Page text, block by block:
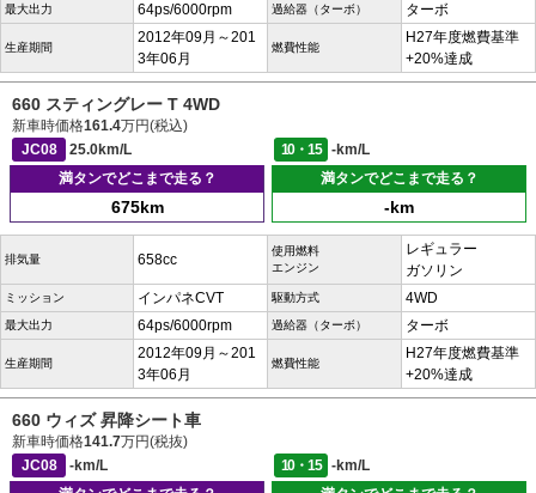
最大出力 64ps/6000rpm 過給器（ターボ） ターボ
生産期間
2012年09月～201
3年06月
燃費性能
H27年度燃費基準
+20%達成
660 スティングレー T 4WD
新車時価格161.4万円(税込)
JC08
25.0km/L 10・15
-km/L
満タンでどこまで走る？
675km
満タンでどこまで走る？
-km
排気量 658cc
使用燃料
エンジン
レギュラー
ガソリン
ミッション インパネCVT 駆動方式 4WD
最大出力 64ps/6000rpm 過給器（ターボ） ターボ
生産期間
2012年09月～201
3年06月
燃費性能
H27年度燃費基準
+20%達成
660 ウィズ 昇降シート車
新車時価格141.7万円(税抜)
JC08
-km/L 10・15
-km/L